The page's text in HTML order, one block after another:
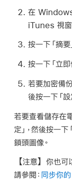
在
iTunes 視窗
按一下「摘要
按一下「立即
若要加密備
後按一下「設
若要查看儲存在
定」，然後按一
鎖頭圖像。
【注意】 你也可
請參閱： 同步你